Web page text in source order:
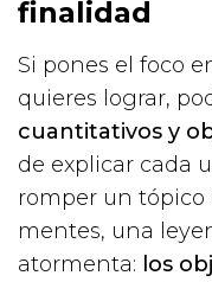
finalidad
Si pones el foco
quieres lograr,
cuantitativos y
de explicar cada
romper un tópico
mentes, una
atormenta: los